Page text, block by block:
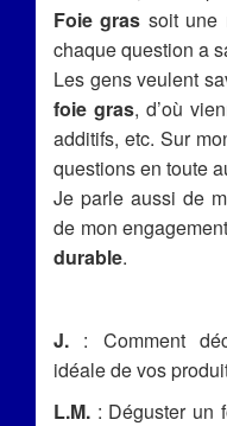
Foie gras soit une
chaque question a
Les gens veulent
foie gras, d’où
additifs, etc. Sur
questions en toute
Je parle aussi de
de mon
durable.
J. : Comment
idéale de vos
L.M. : Déguster un